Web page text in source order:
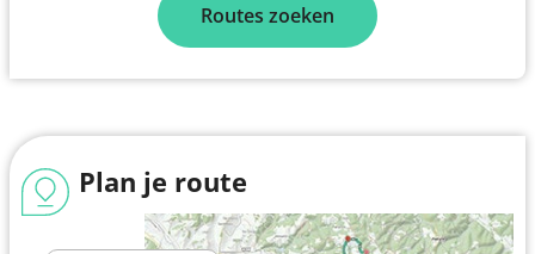
Routes zoeken
Plan je route